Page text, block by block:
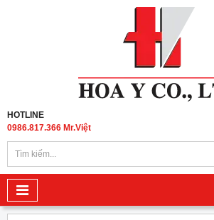
HOTLINE
0986.817.366 Mr.Việt